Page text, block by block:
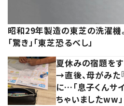
昭和29年製造の東芝の洗濯
「驚き」「東芝恐るべし」
夏休みの宿題を
→直後、母がみた
に…「息子くんサ
ちゃいましたww」